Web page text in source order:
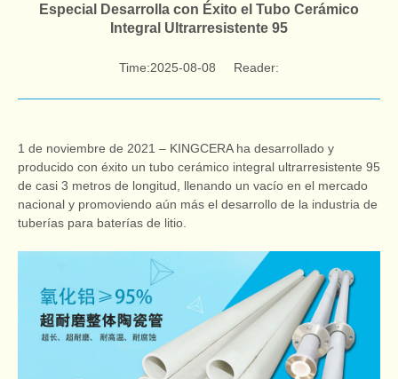
Especial Desarrolla con Éxito el Tubo Cerámico
Integral Ultrarresistente 95
Time:2025-08-08 Reader:
1 de noviembre de 2021 – KINGCERA ha desarrollado y
producido con éxito un tubo cerámico integral ultrarresistente 95
de casi 3 metros de longitud, llenando un vacío en el mercado
nacional y promoviendo aún más el desarrollo de la industria de
tuberías para baterías de litio.